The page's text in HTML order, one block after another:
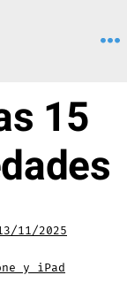
15
11/2025
y iPad